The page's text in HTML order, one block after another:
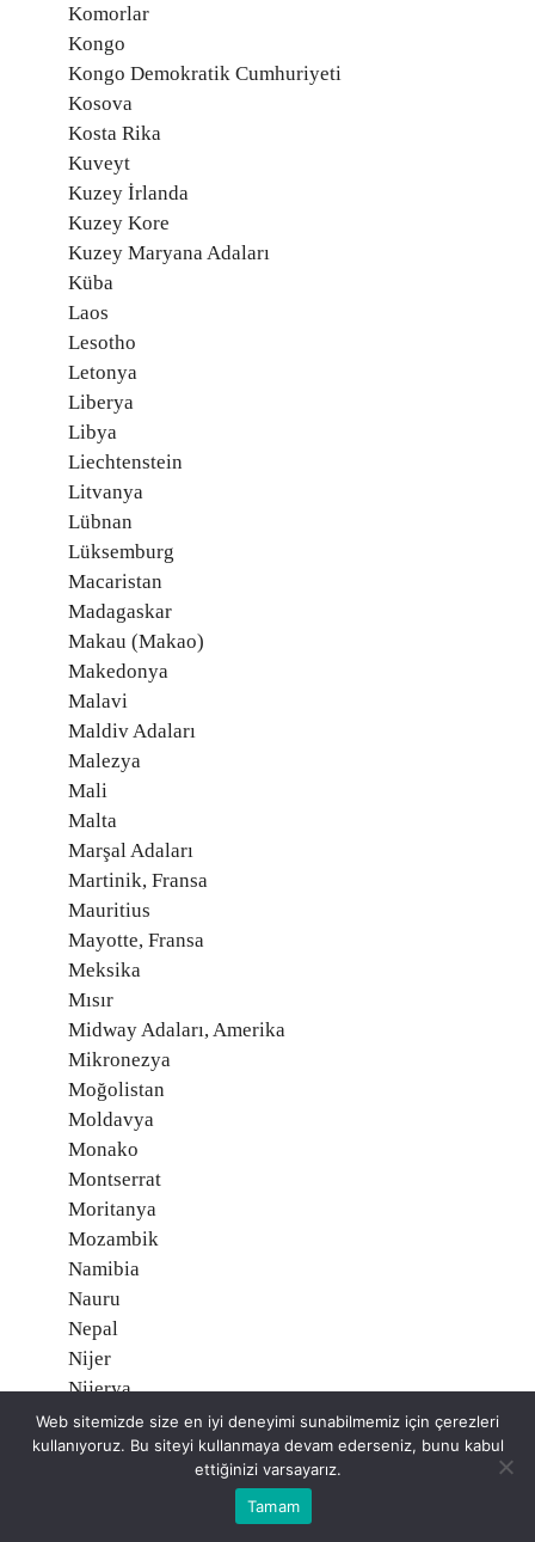
Komorlar
Kongo
Kongo Demokratik Cumhuriyeti
Kosova
Kosta Rika
Kuveyt
Kuzey İrlanda
Kuzey Kore
Kuzey Maryana Adaları
Küba
Laos
Lesotho
Letonya
Liberya
Libya
Liechtenstein
Litvanya
Lübnan
Lüksemburg
Macaristan
Madagaskar
Makau (Makao)
Makedonya
Malavi
Maldiv Adaları
Malezya
Mali
Malta
Marşal Adaları
Martinik, Fransa
Mauritius
Mayotte, Fransa
Meksika
Mısır
Midway Adaları, Amerika
Mikronezya
Moğolistan
Moldavya
Monako
Montserrat
Moritanya
Mozambik
Namibia
Nauru
Nepal
Nijer
Nijerya
Nikaragua
Niue, Yeni Zelanda
Orta Afrika Cumhuriyeti
Web sitemizde size en iyi deneyimi sunabilmemiz için çerezleri
kullanıyoruz. Bu siteyi kullanmaya devam ederseniz, bunu kabul
ettiğinizi varsayarız.
Tamam